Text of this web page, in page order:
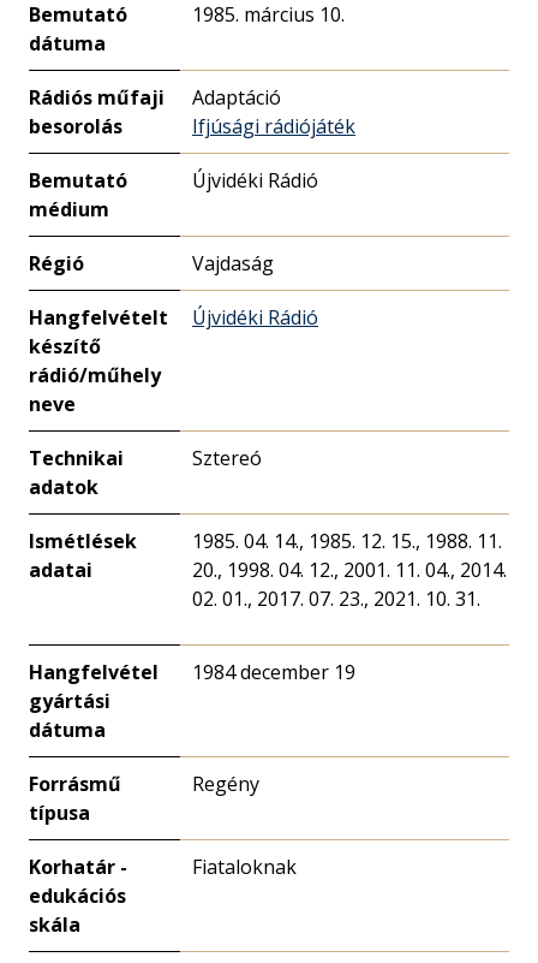
Bemutató
dátuma
1985. március 10.
Rádiós műfaji
besorolás
Adaptáció
Ifjúsági rádiójáték
Bemutató
médium
Újvidéki Rádió
Régió Vajdaság
Hangfelvételt
készítő
rádió/műhely
neve
Újvidéki Rádió
Technikai
adatok
Sztereó
Ismétlések
adatai
1985. 04. 14., 1985. 12. 15., 1988. 11.
20., 1998. 04. 12., 2001. 11. 04., 2014.
02. 01., 2017. 07. 23., 2021. 10. 31.
Hangfelvétel
gyártási
dátuma
1984 december 19
Forrásmű
típusa
Regény
Korhatár -
edukációs
skála
Fiataloknak